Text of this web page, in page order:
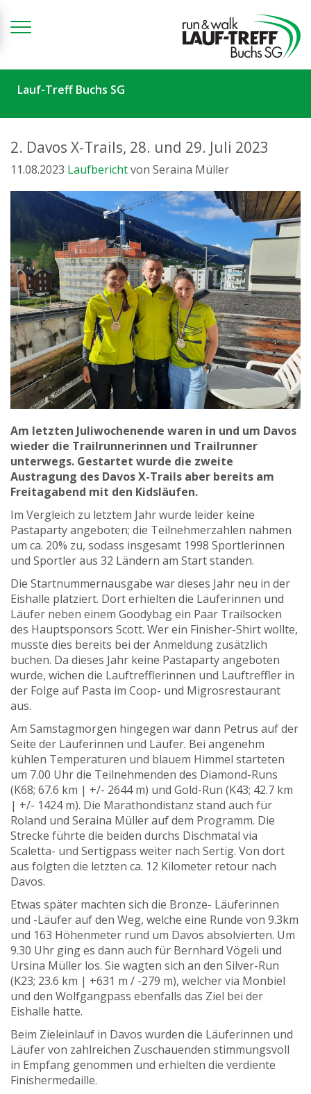
Lauf-Treff Buchs SG
2. Davos X-Trails, 28. und 29. Juli 2023
11.08.2023 Laufberichtvon Seraina Müller
Am letzten Juliwochenende waren in und um Davos
wieder die Trailrunnerinnen und Trailrunner
unterwegs. Gestartet wurde die zweite
Austragung des Davos X-Trails aber bereits am
Freitagabend mit den Kidsläufen.
Im Vergleich zu letztem Jahr wurde leider keine
Pastaparty angeboten; die Teilnehmerzahlen nahmen
um ca. 20% zu, sodass insgesamt 1998 Sportlerinnen
und Sportler aus 32 Ländern am Start standen.
Die Startnummernausgabe war dieses Jahr neu in der
Eishalle platziert. Dort erhielten die Läuferinnen und
Läufer neben einem Goodybag ein Paar Trailsocken
des Hauptsponsors Scott. Wer ein Finisher-Shirt wollte,
musste dies bereits bei der Anmeldung zusätzlich
buchen. Da dieses Jahr keine Pastaparty angeboten
wurde, wichen die Lauftrefflerinnen und Lauftreffler in
der Folge auf Pasta im Coop- und Migrosrestaurant
aus.
Am Samstagmorgen hingegen war dann Petrus auf der
Seite der Läuferinnen und Läufer. Bei angenehm
kühlen Temperaturen und blauem Himmel starteten
um 7.00 Uhr die Teilnehmenden des Diamond-Runs
(K68; 67.6 km | +/- 2644 m) und Gold-Run (K43; 42.7 km
| +/- 1424 m). Die Marathondistanz stand auch für
Roland und Seraina Müller auf dem Programm. Die
Strecke führte die beiden durchs Dischmatal via
Scaletta- und Sertigpass weiter nach Sertig. Von dort
aus folgten die letzten ca. 12 Kilometer retour nach
Davos.
Etwas später machten sich die Bronze- Läuferinnen
und -Läufer auf den Weg, welche eine Runde von 9.3km
und 163 Höhenmeter rund um Davos absolvierten. Um
9.30 Uhr ging es dann auch für Bernhard Vögeli und
Ursina Müller los. Sie wagten sich an den Silver-Run
(K23; 23.6 km | +631 m / -279 m), welcher via Monbiel
und den Wolfgangpass ebenfalls das Ziel bei der
Eishalle hatte.
Beim Zieleinlauf in Davos wurden die Läuferinnen und
Läufer von zahlreichen Zuschauenden stimmungsvoll
in Empfang genommen und erhielten die verdiente
Finishermedaille.